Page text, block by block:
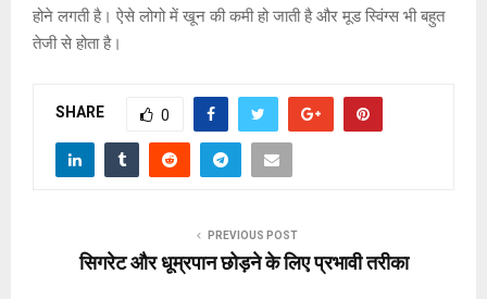
होने लगती है। ऐसे लोगो में खून की कमी हो जाती है और मूड स्विंग्स भी बहुत
तेजी से होता है।
SHARE 0
PREVIOUS POST
सिगरेट और धूम्रपान छोड़ने के लिए प्रभावी तरीका